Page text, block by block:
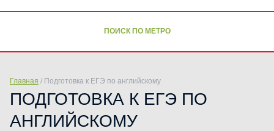
ПОИСК ПО МЕТРО
Главная / Подготовка к ЕГЭ по английскому
ПОДГОТОВКА К ЕГЭ ПО
АНГЛИЙСКОМУ